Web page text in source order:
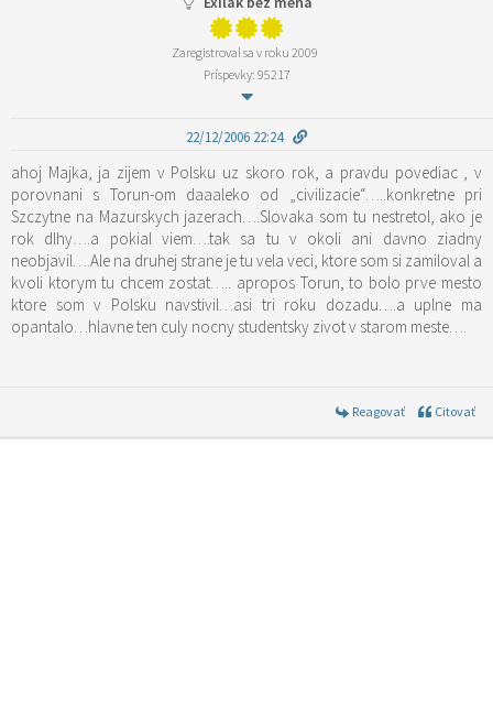
Zaregistroval sa v roku 2009
Príspevky: 95217
22/12/2006 22:24
ahoj Majka, ja zijem v Polsku uz skoro rok, a pravdu povediac , v
porovnani s Torun-om daaaleko od „civilizacie“…..konkretne pri
Szczytne na Mazurskych jazerach….Slovaka som tu nestretol, ako je
rok dlhy….a pokial viem….tak sa tu v okoli ani davno ziadny
neobjavil….Ale na druhej strane je tu vela veci, ktore som si zamiloval a
kvoli ktorym tu chcem zostat….. apropos Torun, to bolo prve mesto
ktore som v Polsku navstivil…asi tri roku dozadu….a uplne ma
opantalo…hlavne ten culy nocny studentsky zivot v starom meste….
Reagovať Citovať